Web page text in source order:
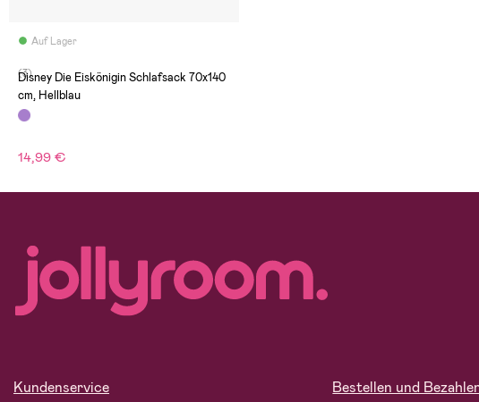
Auf Lager
(3)
Disney Die Eiskönigin Schlafsack 70x140
cm, Hellblau
14,99 €
Kundenservice Bestellen und